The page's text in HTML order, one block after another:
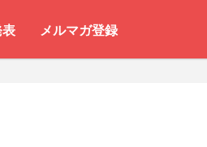
表 メルマガ登録